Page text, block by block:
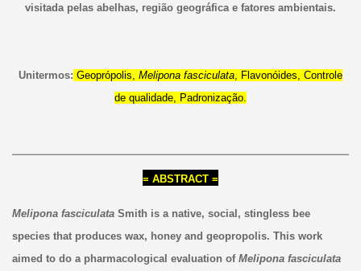
visitada pelas abelhas, região geográfica e fatores ambientais.
Unitermos: Geoprópolis, Melipona fasciculata, Flavonóides, Controle
de qualidade, Padronização.
= ABSTRACT =
Melipona fasciculataSmith is a native, social, stingless bee
species that produces wax, honey and geopropolis. This work
aimed to do a pharmacological evaluation of Melipona fasciculata